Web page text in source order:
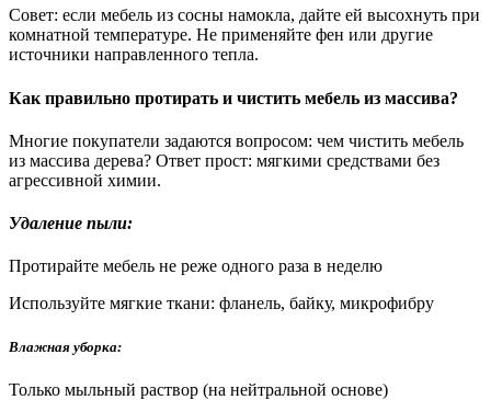
Совет: если мебель из сосны намокла, дайте ей высохнуть при
комнатной температуре. Не применяйте фен или другие
источники направленного тепла.
Как правильно протирать и чистить мебель из массива?
Многие покупатели задаются вопросом: чем чистить мебель
из массива дерева? Ответ прост: мягкими средствами без
агрессивной химии.
Удаление пыли:
Протирайте мебель не реже одного раза в неделю
Используйте мягкие ткани: фланель, байку, микрофибру
Влажная уборка:
Только мыльный раствор (на нейтральной основе)